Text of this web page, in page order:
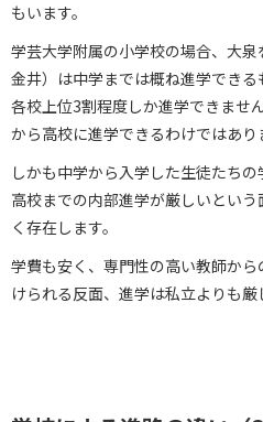
もいます。
学芸大学附属の小学校の場合、大
金井）は中学までは概ね進学でき
各校上位3割程度しか進学できませ
から高校に進学できるわけではあり
しかも中学から入学した生徒たち
高校までの内部進学が厳しいとい
く存在します。
学費も安く、専門性の高い教師か
けられる反面、進学は私立よりも厳